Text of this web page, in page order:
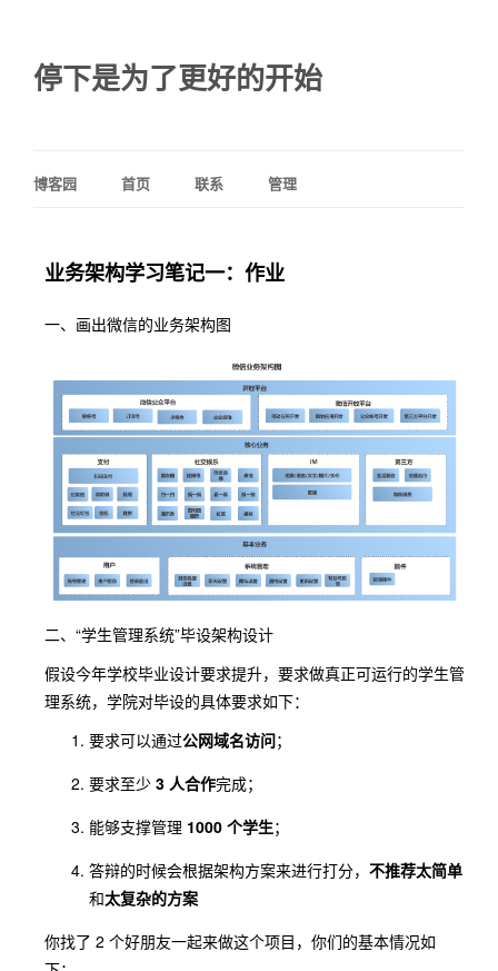
停下是为了更好的开始
博客园 首页 联系 管理
业务架构学习笔记一：作业
一、画出微信的业务架构图
二、“学生管理系统”毕设架构设计
假设今年学校毕业设计要求提升，要求做真正可运行的学生管
理系统，学院对毕设的具体要求如下：
要求可以通过公网域名访问；
要求至少 3 人合作完成；
能够支撑管理 1000 个学生；
答辩的时候会根据架构方案来进行打分， 不推荐太简单
和太复杂的方案
你找了 2 个好朋友一起来做这个项目，你们的基本情况如